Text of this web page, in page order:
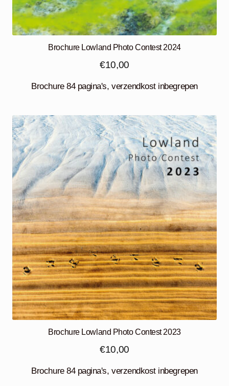
Brochure Lowland Photo Contest 2024
€10,00
Brochure 84 pagina's, verzendkost inbegrepen
Brochure Lowland Photo Contest 2023
€10,00
Brochure 84 pagina's, verzendkost inbegrepen